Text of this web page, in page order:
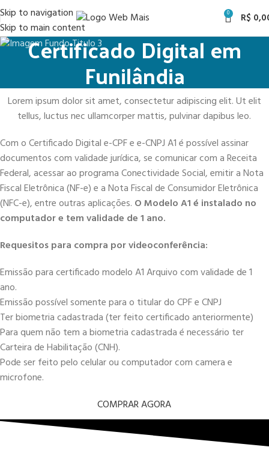
Skip to navigation
Skip to main content
0 R$
Certificado Digital em
Funilândia
Lorem ipsum dolor sit amet, consectetur adipiscing elit. Ut elit
tellus, luctus nec ullamcorper mattis, pulvinar dapibus leo.
Com o Certificado Digital e-CPF e e-CNPJ A1 é possível assinar
documentos com validade jurídica, se comunicar com a Receita
Federal, acessar ao programa Conectividade Social, emitir a Nota
Fiscal Eletrônica (NF-e) e a Nota Fiscal de Consumidor Eletrônica
(NFC-e), entre outras aplicações. O Modelo A1 é instalado no
computador e tem validade de 1 ano.
Requesitos para compra por videoconferência:
Emissão para certificado modelo A1 Arquivo com validade de 1
ano.
Emissão possível somente para o titular do CPF e CNPJ
Ter biometria cadastrada (ter feito certificado anteriormente)
Para quem não tem a biometria cadastrada é necessário ter
Carteira de Habilitação (CNH).
Pode ser feito pelo celular ou computador com camera e
microfone.
COMPRAR AGORA